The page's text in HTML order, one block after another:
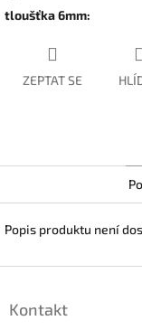
tloušťka 6mm:
ZEPTAT SE
Popis produktu není
Kontakt